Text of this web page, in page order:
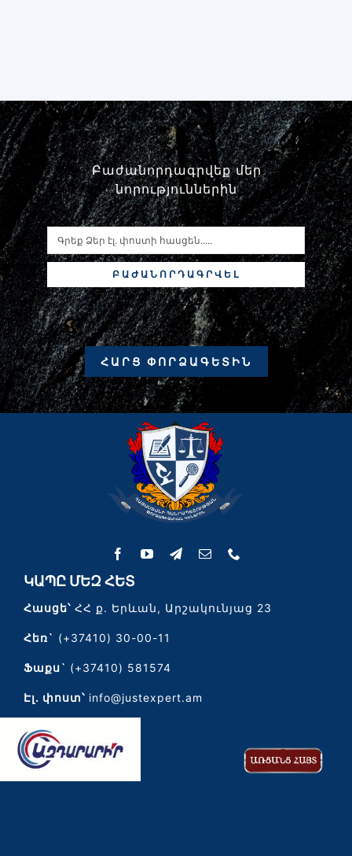
Բաժանորդագրվեք մեր
նորություններին
ԲԱԺԱՆՈՐԴԱԳՐՎԵԼ
ՀԱՐՑ ՓՈՐՁԱԳԵՏԻՆ
ԿԱՊԸ ՄԵԶ ՀԵՏ
Հասցե՝ՀՀ ք. Երևան, Արշակունյաց 23
Հեռ` (+37410) 30-00-11
Ֆաքս` (+37410) 581574
Էլ․ փոստ՝ info@justexpert.am